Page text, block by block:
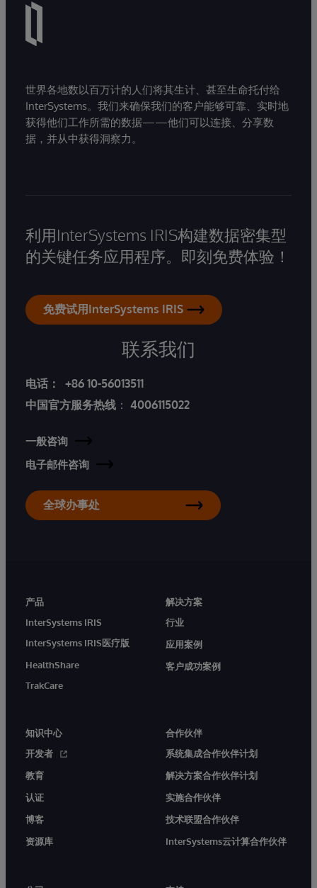
世界各地数以百万计的人们将其生计、甚至生命托付给
InterSystems。我们来确保我们的客户能够可靠、实时地
获得他们工作所需的数据——他们可以连接、分享数
据，并从中获得洞察力。
利用InterSystems IRIS构建数据密集型
的关键任务应用程序。即刻免费体验！
免费试用InterSystems IRIS
联系我们
电话：
+86 10-56013511
中国官方服务热线 ： 4006115022
一般咨询
电子邮件咨询
全球办事处
产品
InterSystems IRIS
InterSystems IRIS医疗版
HealthShare
TrakCare
解决方案
行业
应用案例
客户成功案例
知识中心
开发者
教育
认证
博客
资源库
合作伙伴
系统集成合作伙伴计划
解决方案合作伙伴计划
实施合作伙伴
技术联盟合作伙伴
InterSystems云计算合作伙伴